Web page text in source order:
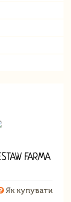
FARMA
Як купувати